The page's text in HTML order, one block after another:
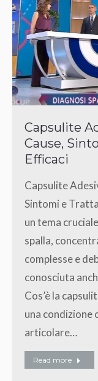
Capsulite
Cause,
Efficaci
Capsulite
Sintomi e
un tema
spalla,
complesse e
conosciuta
Cos’è la
una condizione
articolare…
Read more